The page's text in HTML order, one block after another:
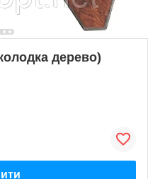
дерево)